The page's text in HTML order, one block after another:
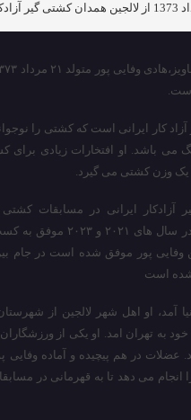
است.
کار ایرانی است که کشتی را
می باشد. او افتخارات زیادی برای
یک وزن کشتی می گیرد.
آزادکار ایرانی در مسابقات
قهرمانی کشتی دانکلوف در
پور موفق شده است در جام بین
است
آمد، او اهل شهر لالجین از
به تهران امد. او یکی از ورزشگاران
عضلات در هم پیچیده و آماده وفایی
انجام می دهد تا به قهرمانی در